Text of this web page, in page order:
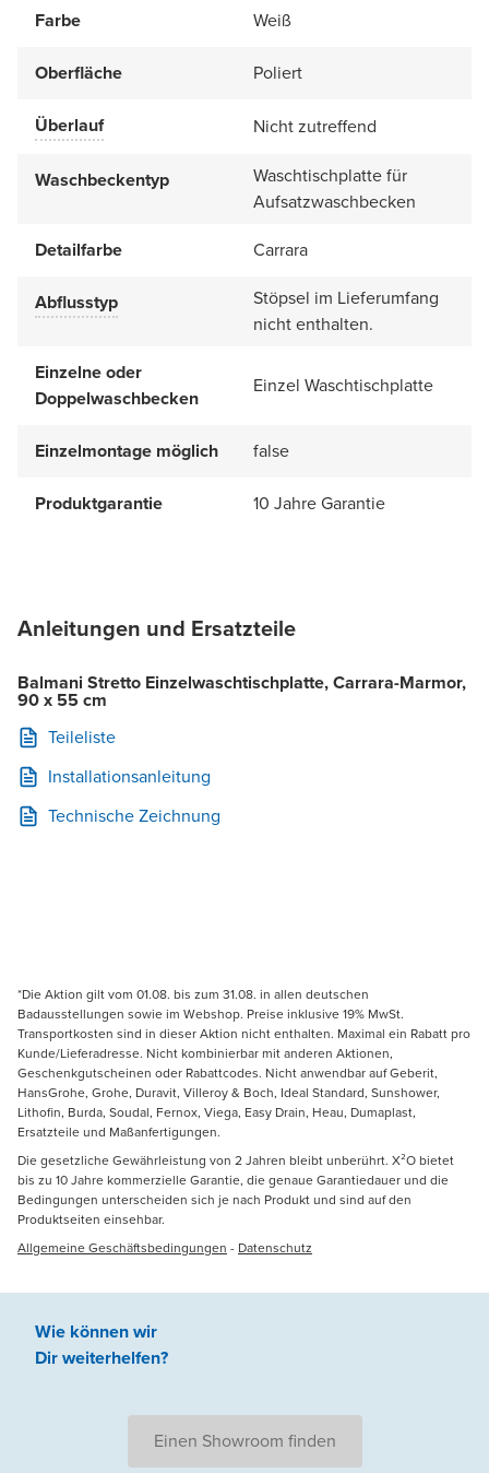
Farbe Weiß
Oberfläche Poliert
Überlauf Nicht zutreffend
Waschbeckentyp
Waschtischplatte für
Aufsatzwaschbecken
Detailfarbe
Carrara
Abflusstyp
Stöpsel im Lieferumfang
nicht enthalten.
Einzelne oder
Doppelwaschbecken
Einzel Waschtischplatte
Einzelmontage möglich false
Produktgarantie 10 Jahre Garantie
Anleitungen und Ersatzteile
Balmani Stretto Einzelwaschtischplatte, Carrara-Marmor,
90 x 55 cm
Teileliste
Installationsanleitung
Technische Zeichnung
*Die Aktion gilt vom 01.08. bis zum 31.08. in allen deutschen
Badausstellungen sowie im Webshop. Preise inklusive 19% MwSt.
Transportkosten sind in dieser Aktion nicht enthalten. Maximal ein Rabatt pro
Kunde/Lieferadresse. Nicht kombinierbar mit anderen Aktionen,
Geschenkgutscheinen oder Rabattcodes. Nicht anwendbar auf Geberit,
HansGrohe, Grohe, Duravit, Villeroy & Boch, Ideal Standard, Sunshower,
Lithofin, Burda, Soudal, Fernox, Viega, Easy Drain, Heau, Dumaplast,
Ersatzteile und Maßanfertigungen.
Die gesetzliche Gewährleistung von 2 Jahren bleibt unberührt. X²O bietet
bis zu 10 Jahre kommerzielle Garantie, die genaue Garantiedauer und die
Bedingungen unterscheiden sich je nach Produkt und sind auf den
Produktseiten einsehbar.
Allgemeine Geschäftsbedingungen - Datenschutz
Wie können wir
Dir weiterhelfen?
Einen Showroom finden